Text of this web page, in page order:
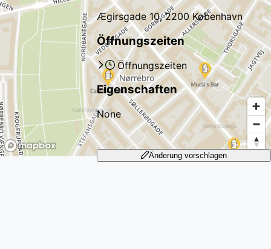
Ægirsgade 10, 2200 København
Öffnungszeiten
Öffnungszeiten
Eigenschaften
None
Änderung vorschlagen